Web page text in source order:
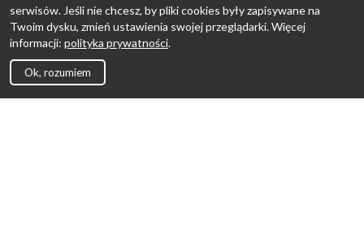
serwisów. Jeśli nie chcesz, by pliki cookies były zapisywane na
Twoim dysku, zmień ustawienia swojej przeglądarki. Więcej
informacji: polityka prywatności.
Ok, rozumiem